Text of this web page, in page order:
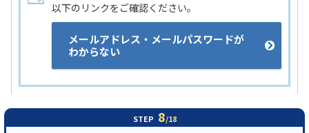
以下のリンクをご確認ください。
メールアドレス・メールパスワードが
わからない
STEP 8/18